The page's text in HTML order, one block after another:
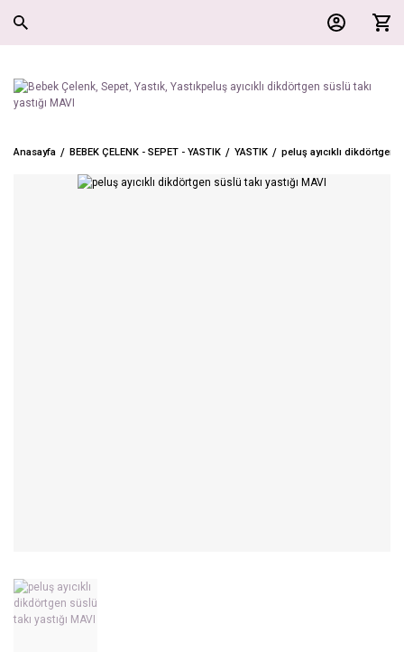
Anasayfa BEBEK ÇELENK - SEPET - YASTIK YASTIK peluş ayıcıklı dikdörtgen